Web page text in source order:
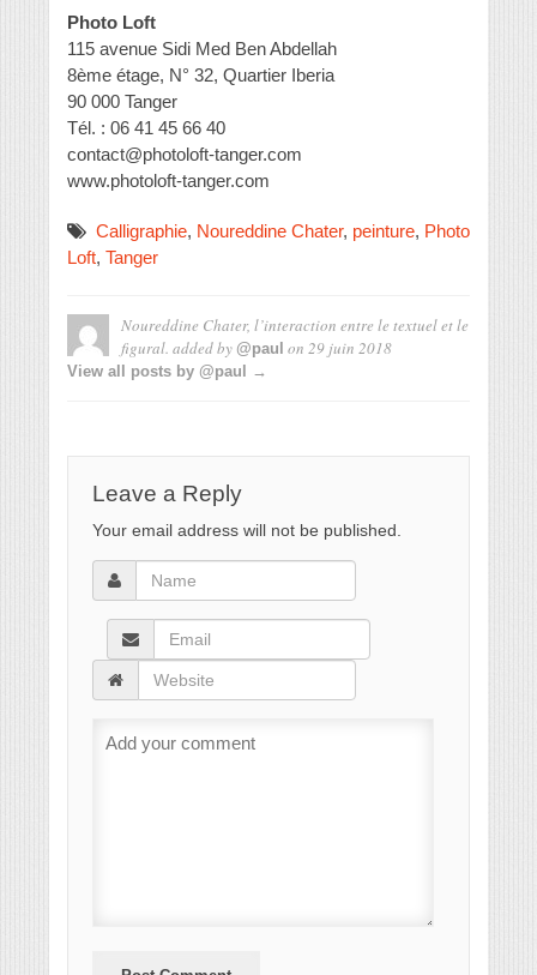
Photo Loft
115 avenue Sidi Med Ben Abdellah
8ème étage, N° 32, Quartier Iberia
90 000 Tanger
Tél. : 06 41 45 66 40
contact@photoloft-tanger.com
www.photoloft-tanger.com
Calligraphie, Noureddine Chater, peinture, Photo
Loft, Tanger
Noureddine Chater, l’interaction entre le textuel et le
figural. added by @paul on 29 juin 2018
View all posts by @paul →
Leave a Reply
Your email address will not be published.